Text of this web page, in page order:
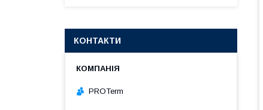
КОНТАКТИ
PROTerm